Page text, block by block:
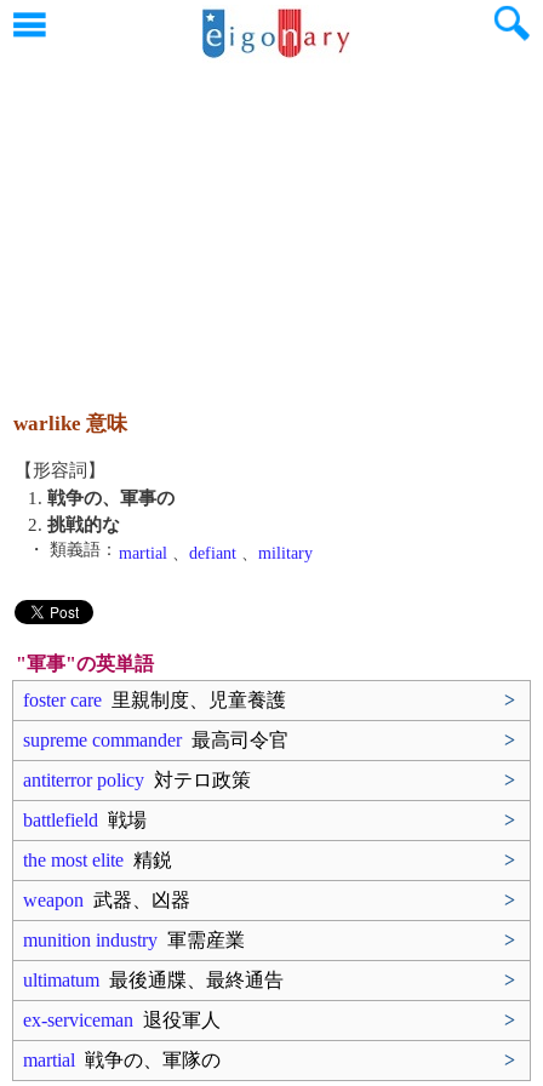
warlike 意味
【形容詞】
1. 戦争の、軍事の
2. 挑戦的な
・ 類義語： martial 、 defiant 、 military
"軍事"の英単語
foster care 里親制度、児童養護
>
supreme commander最高司令官
>
antiterror policy 対テロ政策
>
battlefield 戦場
>
the most elite 精鋭
>
weapon 武器、凶器
>
munition industry 軍需産業
>
ultimatum 最後通牒、最終通告
>
ex‐serviceman 退役軍人
>
martial 戦争の、軍隊の >